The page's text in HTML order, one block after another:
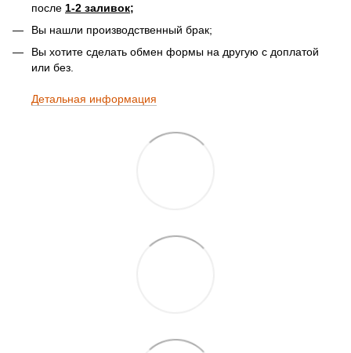
после 1-2 заливок;
Вы нашли производственный брак;
Вы хотите сделать обмен формы на другую с доплатой
или без.
Детальная информация